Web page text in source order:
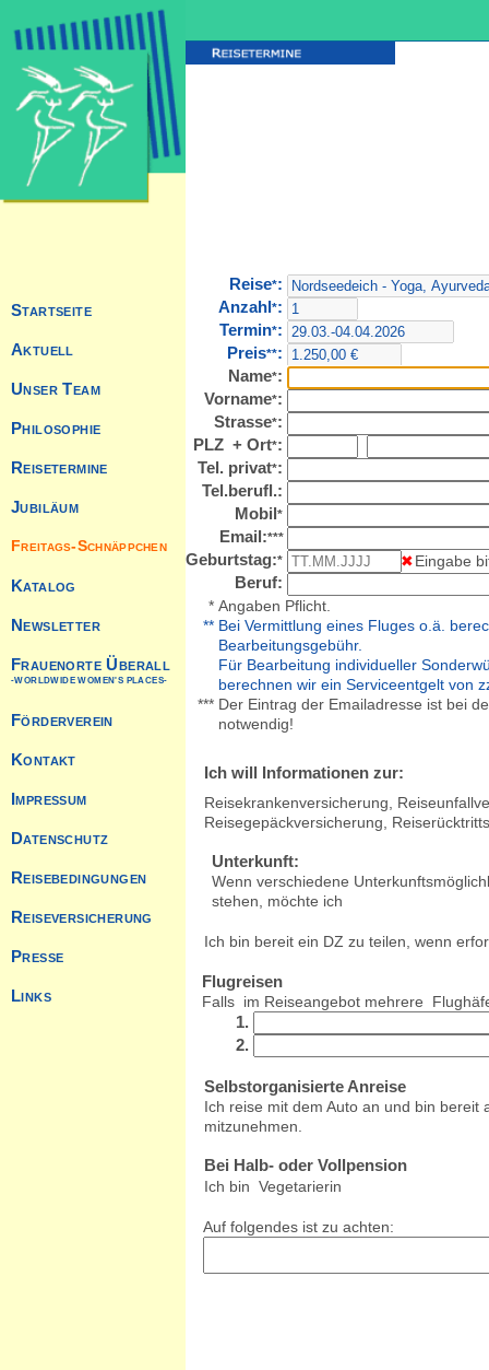
Reise*:
Anzahl *:
Termin*:
Preis**:
Name*:
Vorname*:
Strasse*:
PLZ + Ort*:
Tel. privat*:
Tel.berufl.:
Mobil *
Email:***
Geburtstag:*
Eingabe
Beruf:
* Angaben Pflicht.
** Bei Vermittlung eines Fluges o.ä.
Bearbeitungsgebühr.
Für Bearbeitung individueller
berechnen wir ein Serviceentgelt von
*** Der Eintrag der Emailadresse ist bei
notwendig!
Ich will Informationen zur:
Reisekrankenversicherung,
Reisegepäckversicherung,
Unterkunft:
Wenn verschiedene
stehen, möchte ich
Ich bin bereit ein DZ zu teilen, wenn
Flugreisen
Falls im Reiseangebot mehrere
1.
2.
Selbstorganisierte Anreise
Ich reise mit dem Auto an und bin bereit
mitzunehmen.
Bei Halb- oder Vollpension
Ich bin Vegetarierin
Auf folgendes ist zu achten: